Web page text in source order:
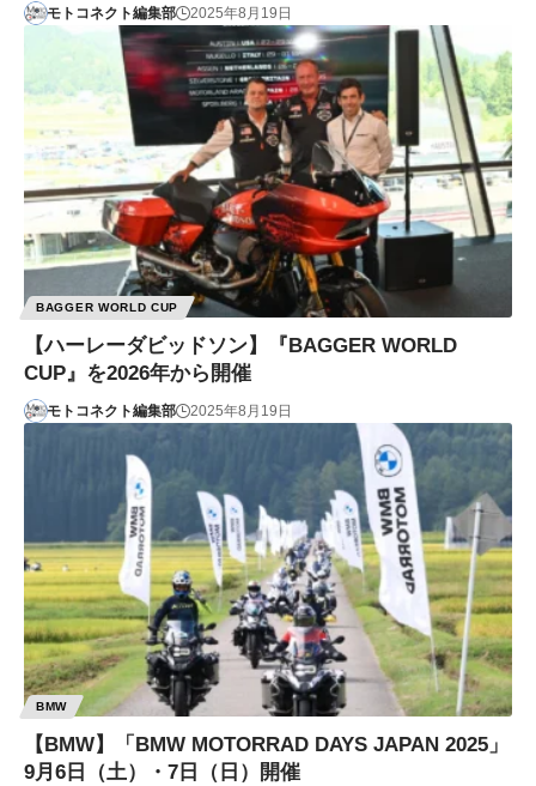
モトコネクト編集部 2025年8月19日
BAGGER WORLD CUP
【ハーレーダビッドソン】『BAGGER WORLD
CUP』を2026年から開催
モトコネクト編集部 2025年8月19日
BMW
【BMW】「BMW MOTORRAD DAYS JAPAN 2025」
9月6日（土）・7日（日）開催